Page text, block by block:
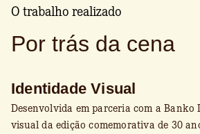
O trabalho realizado
Por trás da cena
Identidade Visual
Desenvolvida em parceria com a Banko
visual da edição comemorativa de 30